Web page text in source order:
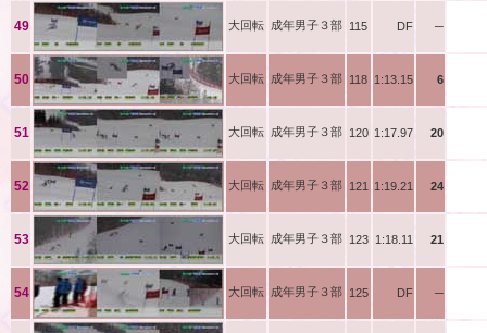
49 大回転 成年男子３部 115 DF ─
50 大回転 成年男子３部 118 1:13.15 6
51 大回転 成年男子３部 120 1:17.97 20
52 大回転 成年男子３部 121 1:19.21 24
53 大回転 成年男子３部 123 1:18.11 21
54 大回転 成年男子３部 125 DF ─